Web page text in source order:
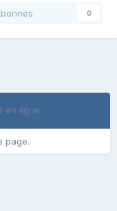
0
en ligne
page.